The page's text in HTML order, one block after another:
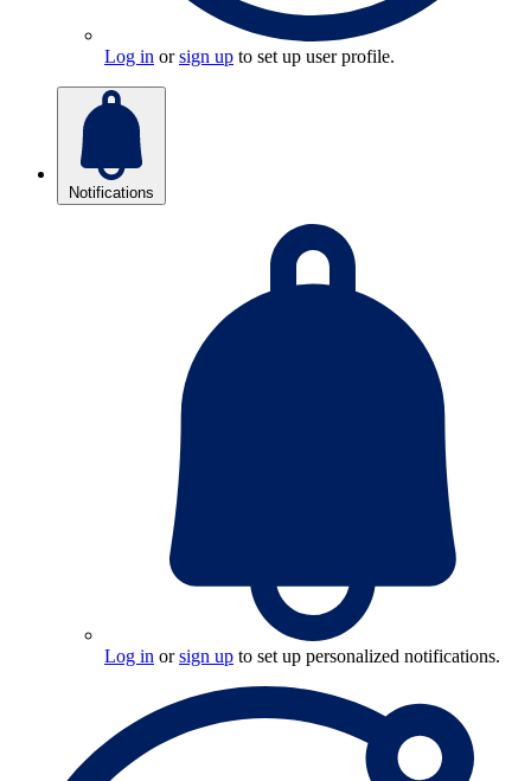
Log in orsign up to set up user profile.
Notifications
Log in orsign up to set up personalized notifications.